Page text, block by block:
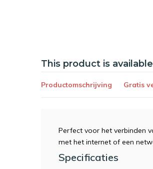
This product is
Productomschrijving Gratis
Perfect voor het verbinden
met het internet of een
Specificaties